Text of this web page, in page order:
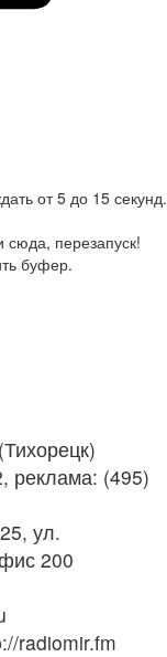
от 5 до 15 секунд.
перезапуск!
буфер.
реклама: (495)
ул.
200
radiomir.fm